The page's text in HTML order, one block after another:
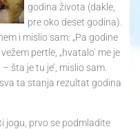
godina života (dakle,
pre oko deset godina).
i mislio sam: „Pa godine
pertle, „hvatalo’ me je
šta je tu je’, mislio sam.
ta stanja rezultat godina
jogu, prvo se podmladite